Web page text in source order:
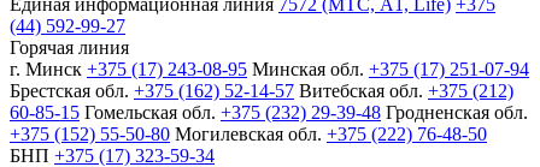
Единая информационная линия 7572 (МТС, A1, Life) +375
(44) 592-99-27
Горячая линия
г. Минск +375 (17) 243-08-95 Минская обл. +375 (17) 251-07-94
Брестская обл. +375 (162) 52-14-57 Витебская обл. +375 (212)
60-85-15 Гомельская обл. +375 (232) 29-39-48 Гродненская обл.
+375 (152) 55-50-80 Могилевская обл. +375 (222) 76-48-50
БНП +375 (17) 323-59-34